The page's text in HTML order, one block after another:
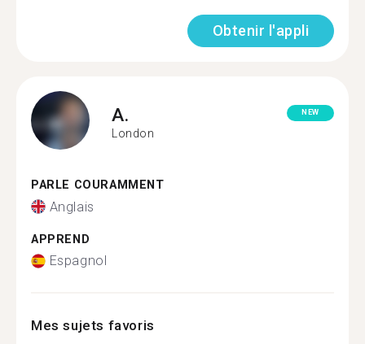
Obtenir l'appli
A.
London
NEW
PARLE COURAMMENT
Anglais
APPREND
Espagnol
Mes sujets favoris